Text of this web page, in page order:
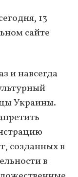
13
сайте
и навсегда
Украины.
созданных в
в